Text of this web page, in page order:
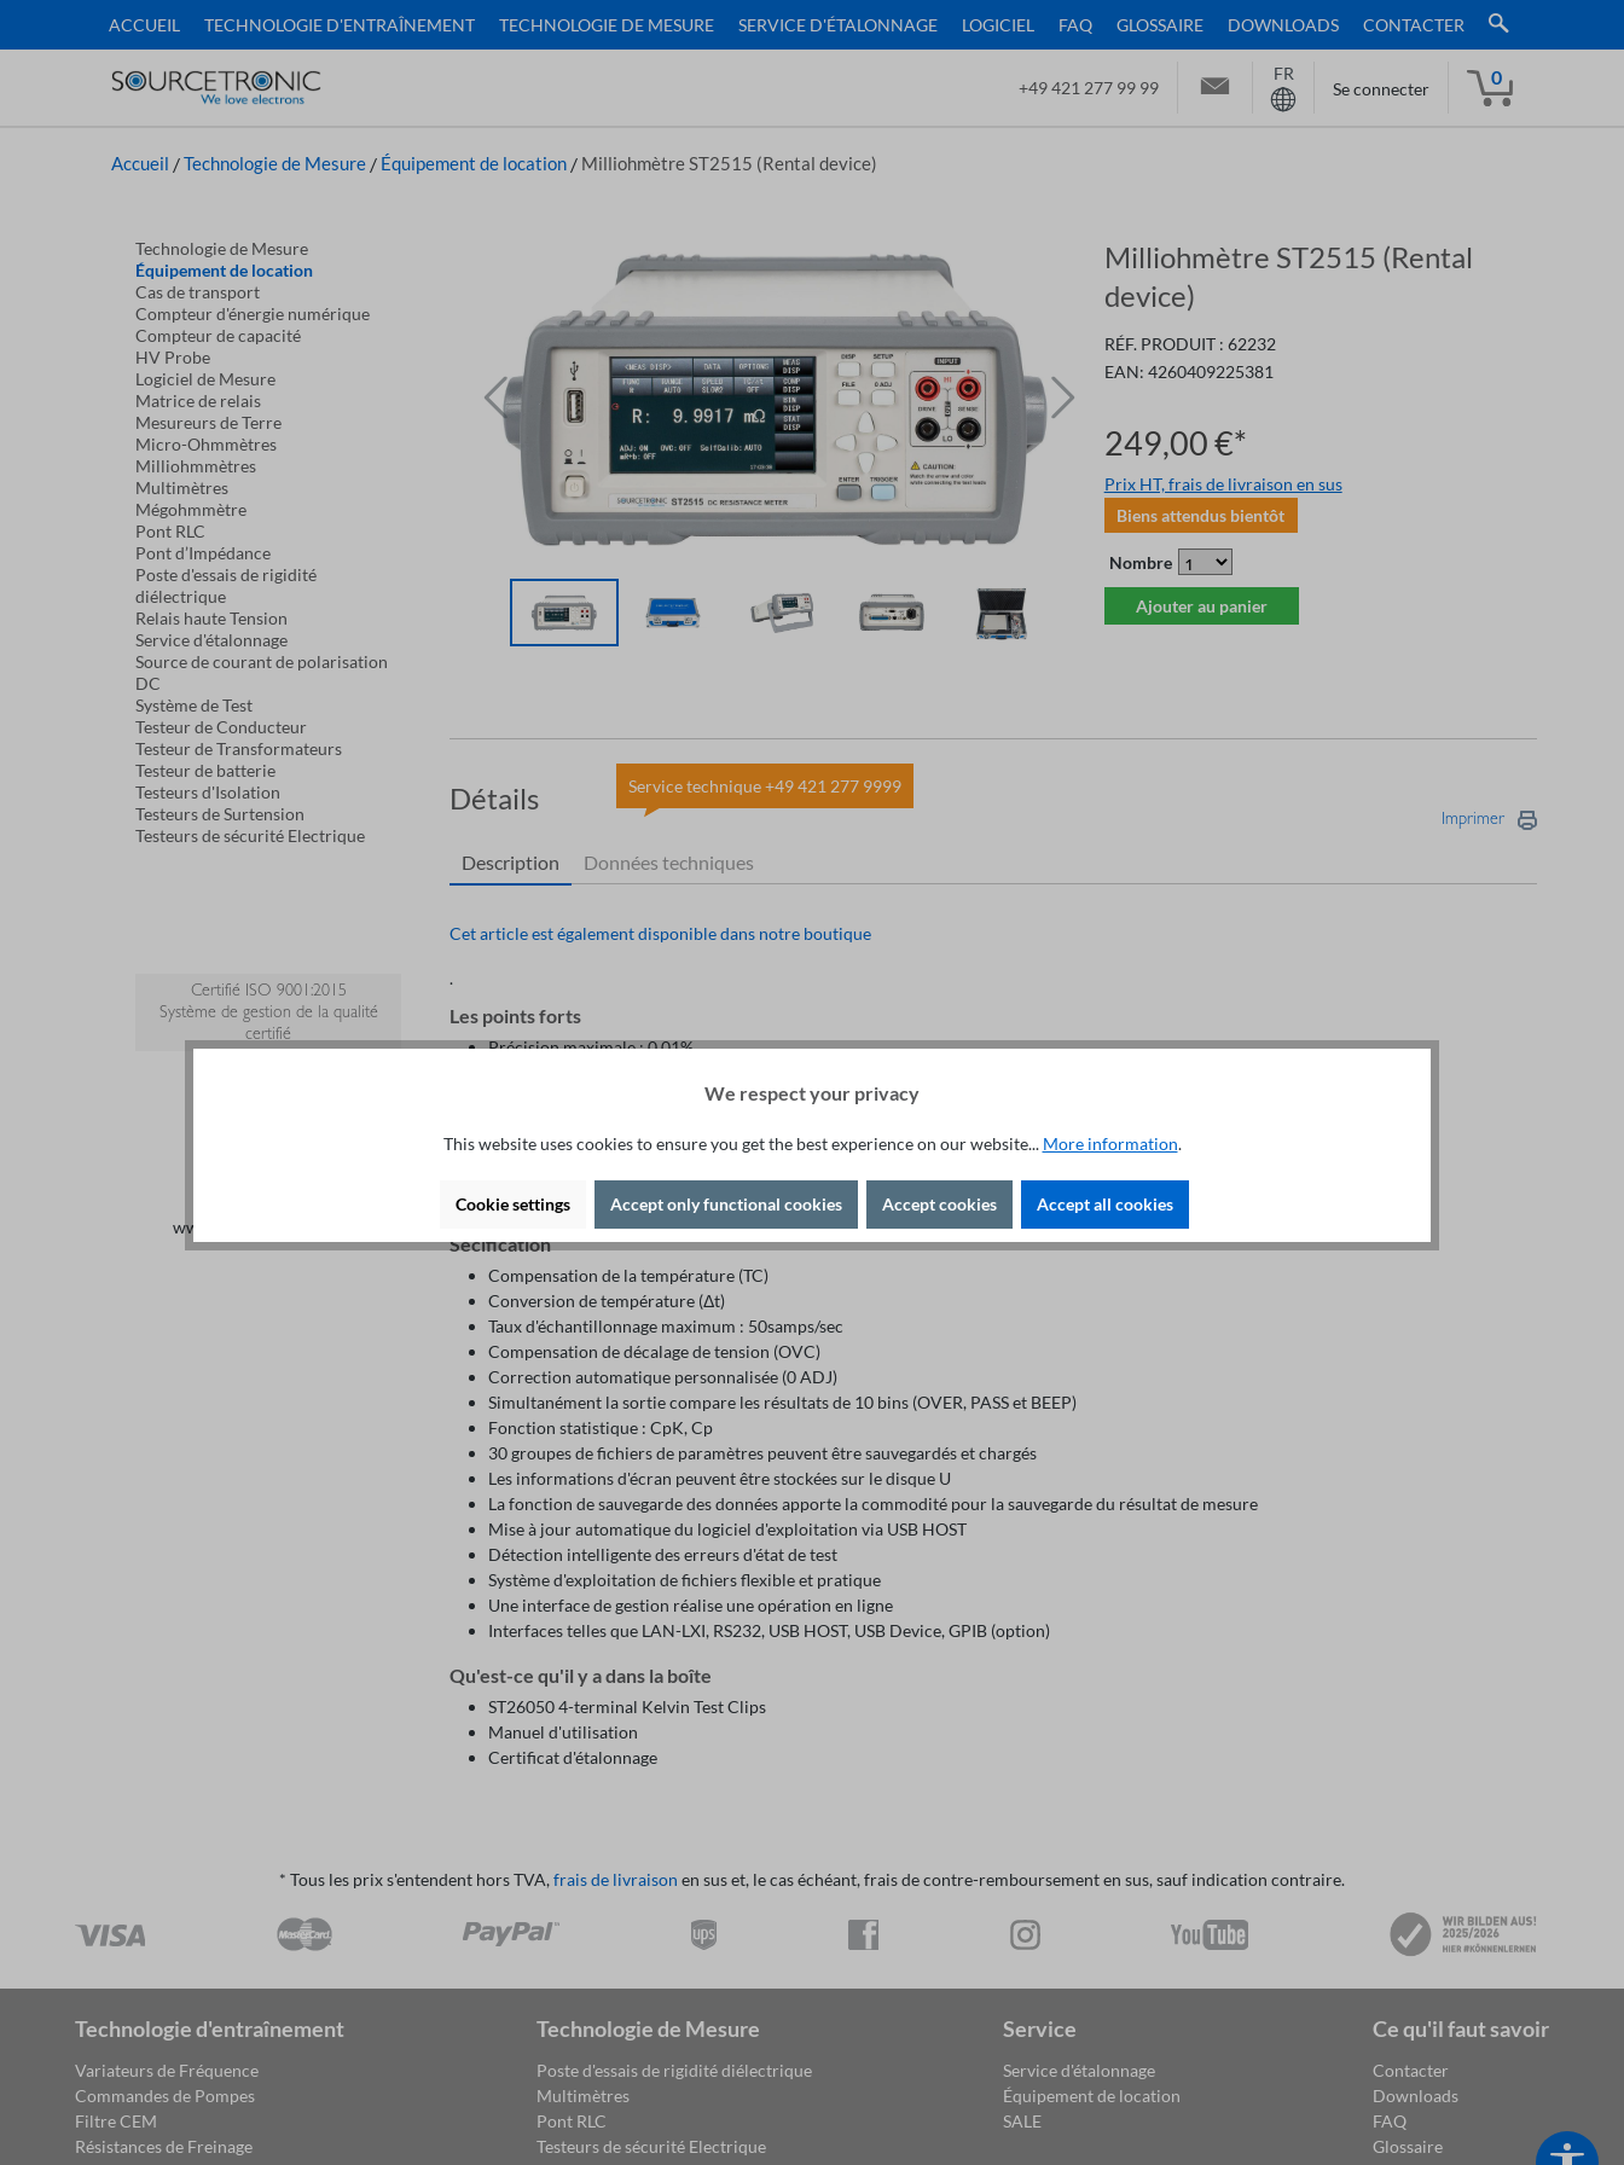
ACCUEIL TECHNOLOGIE D'ENTRAÎNEMENT TECHNOLOGIE DE MESURE SERVICE D'ÉTALONNAGE LOGICIEL FAQ GLOSSAIRE DOWNLOADS CONTACTER
+49 421 277 99 99
FR
Se connecter
0
Accueil /Technologie de Mesure / Équipement de location / Milliohmètre ST2515 (Rental device)
Technologie de Mesure
Équipement de location
Cas de transport
Compteur d'énergie numérique
Compteur de capacité
HV Probe
Logiciel de Mesure
Matrice de relais
Mesureurs de Terre
Micro-Ohmmètres
Milliohmmètres
Multimètres
Mégohmmètre
Pont RLC
Pont d’Impédance
Poste d'essais de rigidité
diélectrique
Relais haute Tension
Service d'étalonnage
Source de courant de polarisation
DC
Système de Test
Testeur de Conducteur
Testeur de Transformateurs
Testeur de batterie
Testeurs d'Isolation
Testeurs de Surtension
Testeurs de sécurité Electrique
Certifié ISO 9001:2015
Système de gestion de la qualité
certifié
www.tuvsud.com/ms-zert
Milliohmètre ST2515 (Rental
device)
RÉF. PRODUIT : 62232
EAN: 4260409225381
249,00 €*
Prix HT, frais de livraison en sus
Biens attendus bientôt
Nombre
Ajouter au panier
Détails
Service technique +49 421 277 9999
Imprimer
Description Données techniques
Cet article est également disponible dans notre boutique
.
Les points forts
Précision maximale : 0.01%
Résolution minimale : 0.1µΩ (résistance)
Multiples combinaisons de mesure de R, LPR, T
Résolution LCD : 480×272
Sécification
Compensation de la température (TC)
Conversion de température (Δt)
Taux d'échantillonnage maximum : 50samps/sec
Compensation de décalage de tension (OVC)
Correction automatique personnalisée (0 ADJ)
Simultanément la sortie compare les résultats de 10 bins (OVER, PASS et BEEP)
Fonction statistique : CpK, Cp
30 groupes de fichiers de paramètres peuvent être sauvegardés et chargés
Les informations d'écran peuvent être stockées sur le disque U
La fonction de sauvegarde des données apporte la commodité pour la sauvegarde du résultat de mesure
Mise à jour automatique du logiciel d'exploitation via USB HOST
Détection intelligente des erreurs d'état de test
Système d'exploitation de fichiers flexible et pratique
Une interface de gestion réalise une opération en ligne
Interfaces telles que LAN-LXI, RS232, USB HOST, USB Device, GPIB (option)
Qu'est-ce qu'il y a dans la boîte
ST26050 4-terminal Kelvin Test Clips
Manuel d'utilisation
Certificat d'étalonnage
* Tous les prix s'entendent hors TVA, frais de livraison en sus et, le cas échéant, frais de contre-remboursement en sus, sauf indication contraire.
Technologie d'entraînement
Variateurs de Fréquence
Commandes de Pompes
Filtre CEM
Résistances de Freinage
Technologie de Mesure
Poste d'essais de rigidité diélectrique
Multimètres
Pont RLC
Testeurs de sécurité Electrique
Service
Service d'étalonnage
Équipement de location
SALE
Ce qu'il faut savoir
Contacter
Downloads
FAQ
Glossaire
We respect your privacy
This website uses cookies to ensure you get the best experience on our website... More information.
Cookie settings Accept only functional cookies Accept cookies Accept all cookies